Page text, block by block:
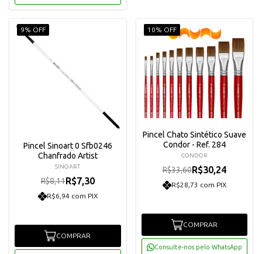
9% OFF
Pincel Sinoart 0 Sfb0246
Chanfrado Artist
SINOART
R$8,11R$7,30
R$6,94 com PIX
COMPRAR
10% OFF
Pincel Chato Sintético Suave
Condor - Ref. 284
CONDOR
R$33,60R$30,24
R$28,73 com PIX
COMPRAR
Consulte-nos pelo WhatsApp